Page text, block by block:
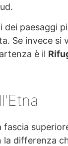
paesaggi
Se invece si
è il
fascia
differenza